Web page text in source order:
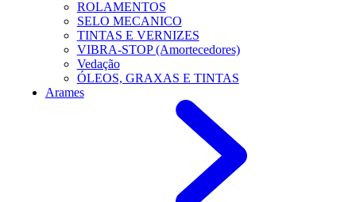
ROLAMENTOS
SELO MECANICO
TINTAS E VERNIZES
VIBRA-STOP (Amortecedores)
Vedação
ÓLEOS, GRAXAS E TINTAS
Arames